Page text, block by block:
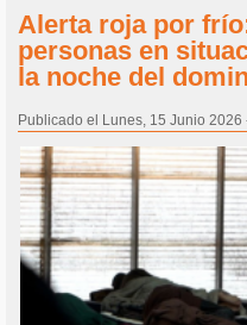
Alerta roja por
personas en
la noche del
Publicado el Lunes, 15 Junio 2026